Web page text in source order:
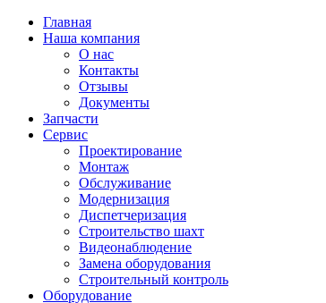
Главная
Наша компания
О нас
Контакты
Отзывы
Документы
Запчасти
Сервис
Проектирование
Монтаж
Обслуживание
Модернизация
Диспетчеризация
Строительство шахт
Видеонаблюдение
Замена оборудования
Строительный контроль
Оборудование